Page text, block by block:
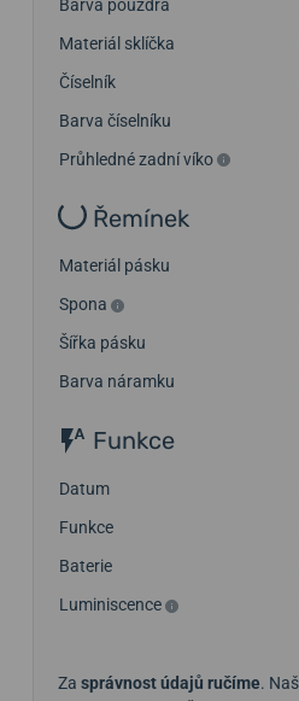
Barva pouzdra
Materiál sklíčka
Číselník
Barva číselníku
Průhledné zadní víko
Řemínek
Materiál pásku
Spona
Šířka pásku
Barva náramku
Funkce
Datum
Funkce
Baterie
Luminiscence
Za správnost údajů ručíme.